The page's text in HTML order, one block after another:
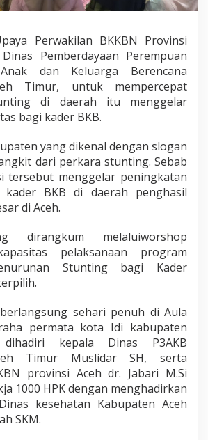
Perwakilan BKKBN Provinsi
Pemberdayaan Perempuan
dan Keluarga Berencana
Timur, untuk mempercepat
di daerah itu menggelar
bagi kader BKB.
yang dikenal dengan slogan
dari perkara stunting. Sebab
tersebut menggelar peningkatan
kader BKB di daerah penghasil
di Aceh.
dirangkum melaluiworshop
pelaksanaan program
Stunting bagi Kader
sehari penuh di Aula
permata kota Idi kabupaten
kepala Dinas P3AKB
Timur Muslidar SH, serta
provinsi Aceh dr. Jabari M.Si
1000 HPK dengan menghadirkan
kesehatan Kabupaten Aceh
SKM.